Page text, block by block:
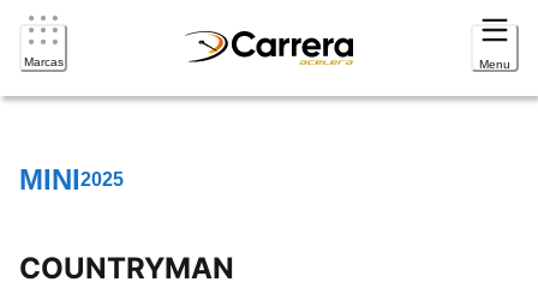
Marcas Menu
MINI2025
COUNTRYMAN